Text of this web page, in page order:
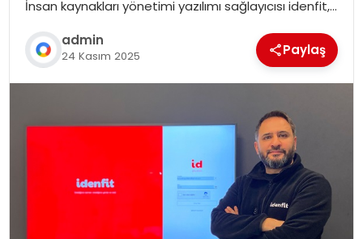
İnsan kaynakları yönetimi yazılımı sağlayıcısı idenfit,…
admin
24 Kasım 2025 Paylaş